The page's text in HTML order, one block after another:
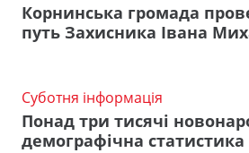
Корнинська громада
путь Захисника Івана
Суботня інформація
Понад три тисячі
демографічна